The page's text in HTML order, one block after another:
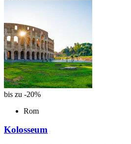
bis zu -20%
Rom
Kolosseum